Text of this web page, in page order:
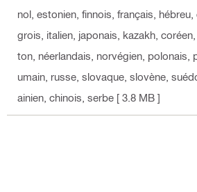
nol, estonien, finnois, français,
grois, italien, japonais, kazakh,
ton, néerlandais, norvégien, polonais,
umain, russe, slovaque, slovène,
ainien, chinois, serbe [ 3.8 MB ]